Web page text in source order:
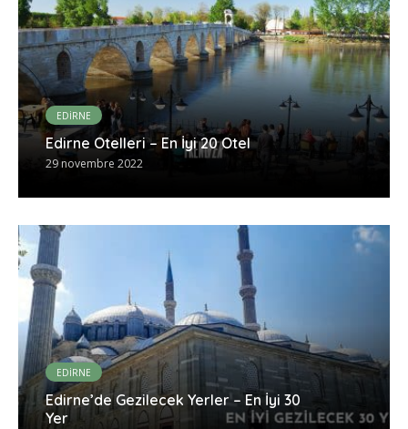
EDİRNE
Edirne Otelleri – En İyi 20 Otel
29 novembre 2022
EDİRNE
Edirne’de Gezilecek Yerler – En İyi 30
Yer